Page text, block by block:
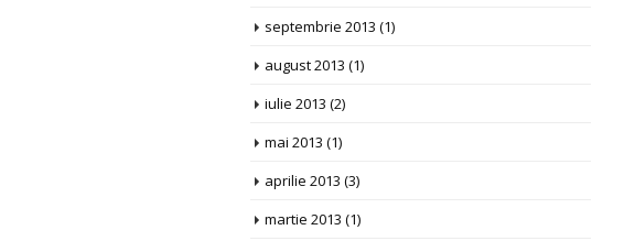
septembrie 2013 (1)
august 2013 (1)
iulie 2013 (2)
mai 2013 (1)
aprilie 2013 (3)
martie 2013 (1)